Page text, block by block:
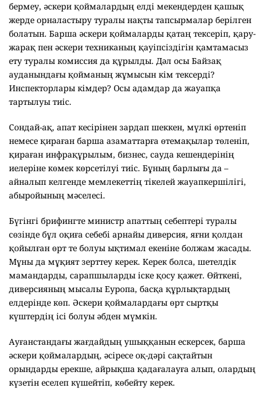
бермеу, әскери қоймалардың елді мекендерден қашық
жерде орналастыру туралы нақты тапсырмалар берілген
болатын. Барша әскери қоймаларды қатаң тексеріп, қару-
жарақ пен әскери техниканың қауіпсіздігін қамтамасыз
ету туралы комиссия да құрылды. Дәл осы Байзақ
ауданындағы қойманың жұмысын кім тексерді?
Инспекторлары кімдер? Осы адамдар да жауапқа
тартылуы тиіс.
Сондай-ақ, апат кесірінен зардап шеккен, мүлкі өртеніп
немесе қираған барша азаматтарға өтемақылар төленіп,
қираған инфрақұрылым, бизнес, сауда кешендерінің
иелеріне көмек көрсетілуі тиіс. Бұның барлығы да –
айналып келгенде мемлекеттің тікелей жауапкершілігі,
абыройының мәселесі.
Бүгінгі брифингте министр апаттың себептері туралы
сөзінде бұл оқиға себебі арнайы диверсия, яғни қолдан
қойылған өрт те болуы ықтимал екеніне болжам жасады.
Мұны да мұқият зерттеу керек. Керек болса, шетелдік
мамандарды, сарапшыларды іске қосу қажет. Өйткені,
диверсияның мысалы Еуропа, басқа құрлықтардың
елдерінде көп. Әскери қоймалардағы өрт сыртқы
күштердің ісі болуы әбден мүмкін.
Ауғанстандағы жағдайдың ушыққанын ескерсек, барша
әскери қоймалардың, әсіресе оқ-дәрі сақтайтын
орындарды ерекше, айрықша қадағалауға алып, олардың
күзетін еселеп күшейтіп, көбейту керек.